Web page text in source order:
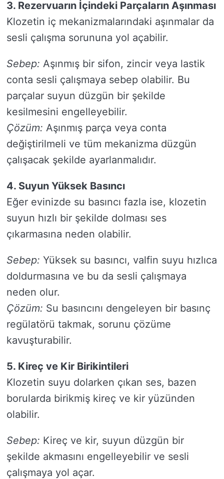
3. Rezervuarın İçindeki Parçaların Aşınması
Klozetin iç mekanizmalarındaki aşınmalar da
sesli çalışma sorununa yol açabilir.
Sebep: Aşınmış bir sifon, zincir veya lastik
conta sesli çalışmaya sebep olabilir. Bu
parçalar suyun düzgün bir şekilde
kesilmesini engelleyebilir.
Çözüm: Aşınmış parça veya conta
değiştirilmeli ve tüm mekanizma düzgün
çalışacak şekilde ayarlanmalıdır.
4. Suyun Yüksek Basıncı
Eğer evinizde su basıncı fazla ise, klozetin
suyun hızlı bir şekilde dolması ses
çıkarmasına neden olabilir.
Sebep: Yüksek su basıncı, valfin suyu hızlıca
doldurmasına ve bu da sesli çalışmaya
neden olur.
Çözüm: Su basıncını dengeleyen bir basınç
regülatörü takmak, sorunu çözüme
kavuşturabilir.
5. Kireç ve Kir Birikintileri
Klozetin suyu dolarken çıkan ses, bazen
borularda birikmiş kireç ve kir yüzünden
olabilir.
Sebep: Kireç ve kir, suyun düzgün bir
şekilde akmasını engelleyebilir ve sesli
çalışmaya yol açar.